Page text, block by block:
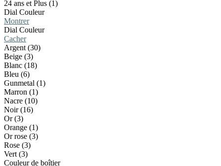
24 ans et Plus (1)
Dial Couleur
Montrer
Dial Couleur
Cacher
Argent (30)
Beige (3)
Blanc (18)
Bleu (6)
Gunmetal (1)
Marron (1)
Nacre (10)
Noir (16)
Or (3)
Orange (1)
Or rose (3)
Rose (3)
Vert (3)
Couleur de boîtier